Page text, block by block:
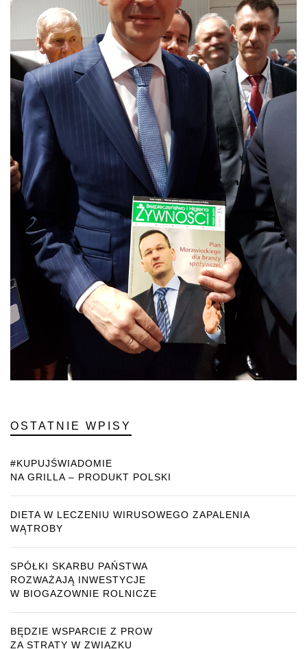
OSTATNIE WPISY
#KUPUJŚWIADOMIE
NA GRILLA – PRODUKT POLSKI
DIETA W LECZENIU WIRUSOWEGO ZAPALENIA
WĄTROBY
SPÓŁKI SKARBU PAŃSTWA
ROZWAŻAJĄ INWESTYCJE
W BIOGAZOWNIE ROLNICZE
BĘDZIE WSPARCIE Z PROW
ZA STRATY W ZWIĄZKU